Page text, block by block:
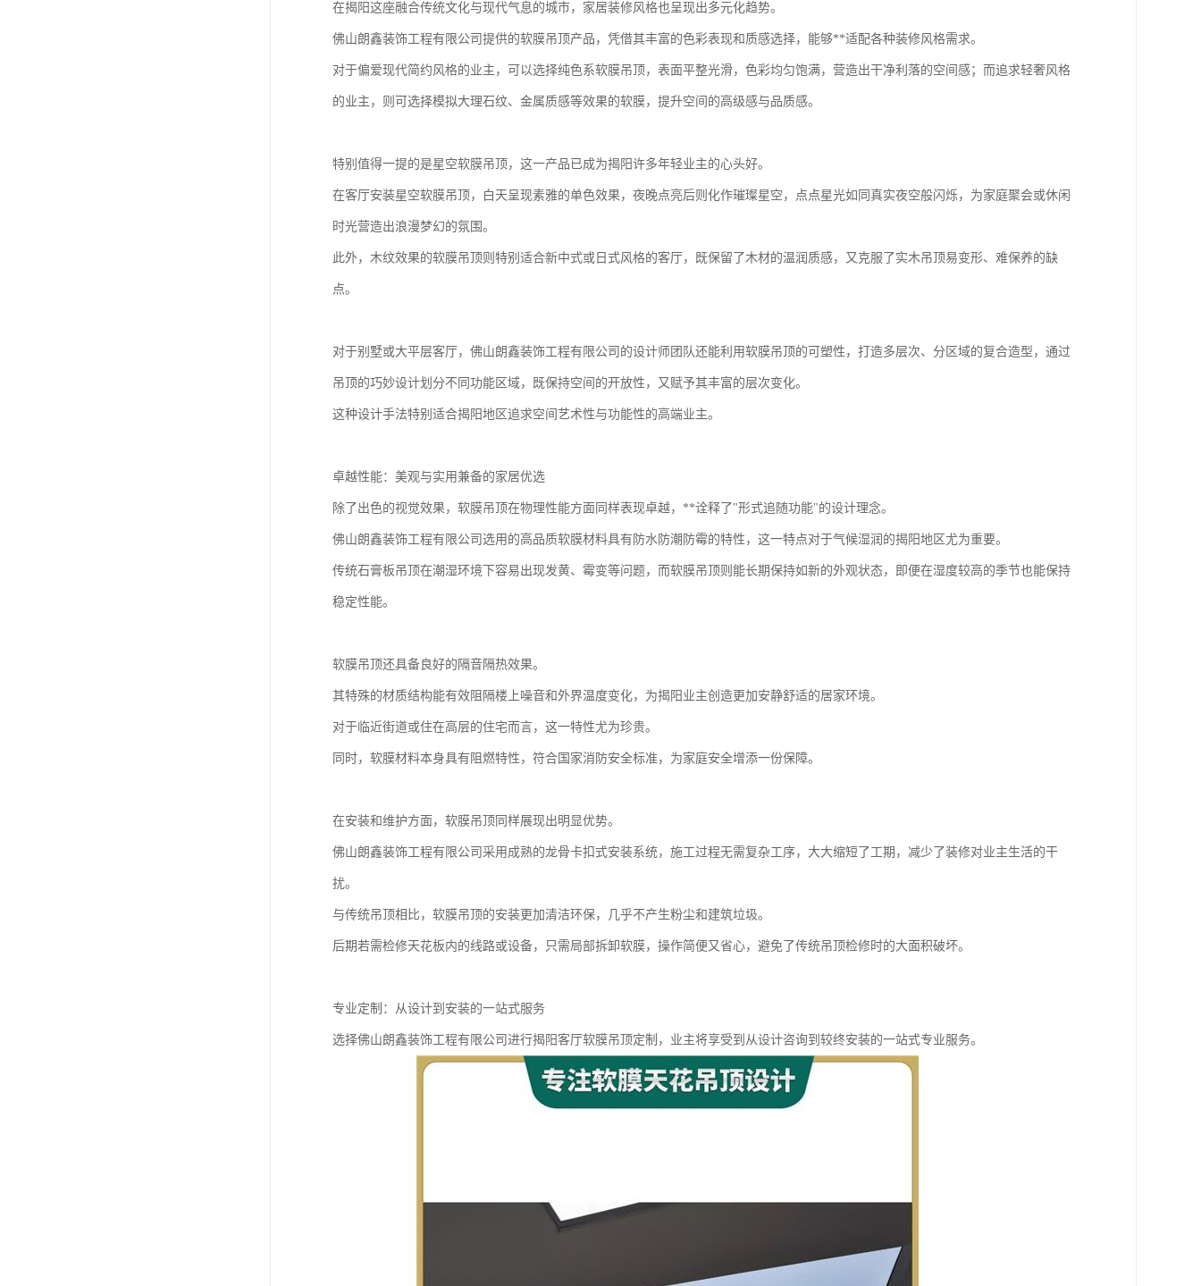
在揭阳这座融合传统文化与现代气息的城市，家居装修风格也呈现出多元化趋势。
佛山朗鑫装饰工程有限公司提供的软膜吊顶产品，凭借其丰富的色彩表现和质感选择，能够**适配各种装修风格需求。
对于偏爱现代简约风格的业主，可以选择纯色系软膜吊顶，表面平整光滑，色彩均匀饱满，营造出干净利落的空间感；而追求轻奢风格
的业主，则可选择模拟大理石纹、金属质感等效果的软膜，提升空间的高级感与品质感。
特别值得一提的是星空软膜吊顶，这一产品已成为揭阳许多年轻业主的心头好。
在客厅安装星空软膜吊顶，白天呈现素雅的单色效果，夜晚点亮后则化作璀璨星空，点点星光如同真实夜空般闪烁，为家庭聚会或休闲
时光营造出浪漫梦幻的氛围。
此外，木纹效果的软膜吊顶则特别适合新中式或日式风格的客厅，既保留了木材的温润质感，又克服了实木吊顶易变形、难保养的缺
点。
对于别墅或大平层客厅，佛山朗鑫装饰工程有限公司的设计师团队还能利用软膜吊顶的可塑性，打造多层次、分区域的复合造型，通过
吊顶的巧妙设计划分不同功能区域，既保持空间的开放性，又赋予其丰富的层次变化。
这种设计手法特别适合揭阳地区追求空间艺术性与功能性的高端业主。
卓越性能：美观与实用兼备的家居优选
除了出色的视觉效果，软膜吊顶在物理性能方面同样表现卓越，**诠释了"形式追随功能"的设计理念。
佛山朗鑫装饰工程有限公司选用的高品质软膜材料具有防水防潮防霉的特性，这一特点对于气候湿润的揭阳地区尤为重要。
传统石膏板吊顶在潮湿环境下容易出现发黄、霉变等问题，而软膜吊顶则能长期保持如新的外观状态，即便在湿度较高的季节也能保持
稳定性能。
软膜吊顶还具备良好的隔音隔热效果。
其特殊的材质结构能有效阻隔楼上噪音和外界温度变化，为揭阳业主创造更加安静舒适的居家环境。
对于临近街道或住在高层的住宅而言，这一特性尤为珍贵。
同时，软膜材料本身具有阻燃特性，符合国家消防安全标准，为家庭安全增添一份保障。
在安装和维护方面，软膜吊顶同样展现出明显优势。
佛山朗鑫装饰工程有限公司采用成熟的龙骨卡扣式安装系统，施工过程无需复杂工序，大大缩短了工期，减少了装修对业主生活的干
扰。
与传统吊顶相比，软膜吊顶的安装更加清洁环保，几乎不产生粉尘和建筑垃圾。
后期若需检修天花板内的线路或设备，只需局部拆卸软膜，操作简便又省心，避免了传统吊顶检修时的大面积破坏。
专业定制：从设计到安装的一站式服务
选择佛山朗鑫装饰工程有限公司进行揭阳客厅软膜吊顶定制，业主将享受到从设计咨询到较终安装的一站式专业服务。